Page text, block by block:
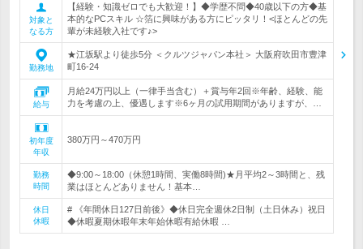
対象と
なる方
【経験・知識ゼロでも大歓迎！】◆学歴不問◆40歳以下の方◆基
本的なPCスキル ☆箔に興味がある方にピッタリ！<ほとんどの先
輩が未経験入社です♪>
勤務地
★江坂駅より徒歩5分 ＜クルツジャパン本社＞ 大阪府吹田市豊津
町16-24
給与
月給24万円以上（一律手当含む）＋賞与年2回※年齢、経験、能
力を考慮の上、優遇します※6ヶ月の試用期間がありますが、…
初年度
年収
380万円～470万円
勤務
時間
◆9:00～18:00（休憩1時間、実働8時間)★月平均2～3時間と、残
業はほとんどありません！基本…
休日
休暇
# 《年間休日127日前後》◆休日完全週休2日制（土日休み）祝日
◆休暇夏期休暇年末年始休暇有給休暇 …